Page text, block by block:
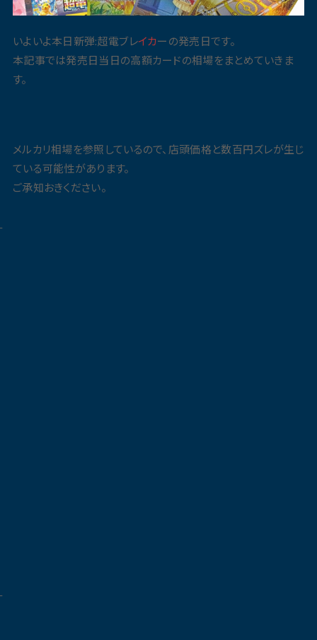
いよいよ本日新弾:超電ブレイカーの発売日です。
本記事では発売日当日の高額カードの相場をまとめていきま
す。
メルカリ相場を参照しているので、店頭価格と数百円ズレが生じ
ている可能性があります。
ご承知おきください。